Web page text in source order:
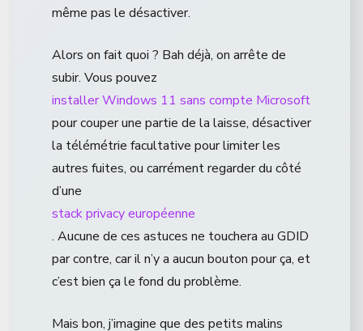
même pas le désactiver.
Alors on fait quoi ? Bah déjà, on arrête de
subir. Vous pouvez
installer Windows 11 sans compte Microsoft
pour couper une partie de la laisse, désactiver
la télémétrie facultative pour limiter les
autres fuites, ou carrément regarder du côté
d’une
stack privacy européenne
. Aucune de ces astuces ne touchera au GDID
par contre, car il n’y a aucun bouton pour ça, et
c’est bien ça le fond du problème.
Mais bon, j’imagine que des petits malins